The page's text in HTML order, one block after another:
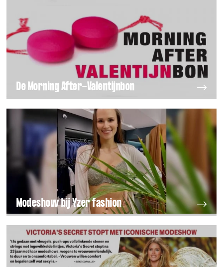
De Morning After-Valentijnbon
Modeshow bij Yzer fashion